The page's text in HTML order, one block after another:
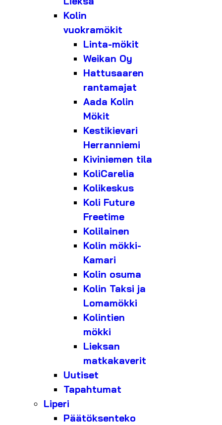
Kolin
vuokramökit
Linta-mökit
Weikan Oy
Hattusaaren
rantamajat
Aada Kolin
Mökit
Kestikievari
Herranniemi
Kiviniemen tila
KoliCarelia
Kolikeskus
Koli Future
Freetime
Kolilainen
Kolin mökki-
Kamari
Kolin osuma
Kolin Taksi ja
Lomamökki
Kolintien
mökki
Lieksan
matkakaverit
Uutiset
Tapahtumat
Liperi
Päätöksenteko